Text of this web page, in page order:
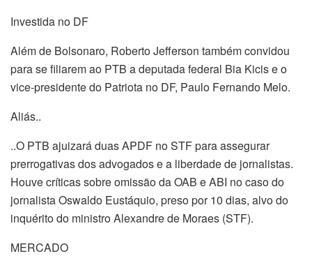
Investida no DF
Além de Bolsonaro, Roberto Jefferson também convidou
para se filiarem ao PTB a deputada federal Bia Kicis e o
vice-presidente do Patriota no DF, Paulo Fernando Melo.
Aliás..
..O PTB ajuizará duas APDF no STF para assegurar
prerrogativas dos advogados e a liberdade de jornalistas.
Houve críticas sobre omissão da OAB e ABI no caso do
jornalista Oswaldo Eustáquio, preso por 10 dias, alvo do
inquérito do ministro Alexandre de Moraes (STF).
MERCADO